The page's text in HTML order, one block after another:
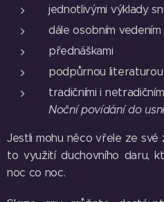
jednotlivými výklady
dále osobním vedením
přednáškami
podpůrnou literaturou
tradičními i
Noční povídání do
Jestli mohu něco vřele ze
to využití duchovního daru,
noc co noc.